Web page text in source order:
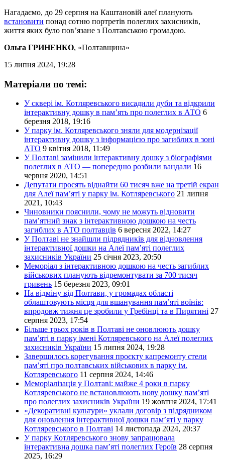
Нагадаємо, до 29 серпня на Каштановій алеї планують
встановити понад сотню портретів полеглих захисників,
життя яких було пов’язане з Полтавською громадою.
Ольга ГРИНЕНКО, «Полтавщина»
15 липня 2024, 19:28
Матеріали по темі:
У сквері ім. Котляревського висадили дуби та відкрили
інтерактивну дошку в пам’ять про полеглих в АТО 6
березня 2018, 19:16
У парку ім. Котляревського зняли для модернізації
інтерактивну дошку з інформацією про загиблих в зоні
АТО 9 квітня 2018, 11:49
У Полтаві замінили інтерактивну дошку з біографіями
полеглих в АТО — попередню розбили вандали 16
червня 2020, 14:51
Депутати просять віднайти 60 тисяч вже на третій екран
для Алеї пам’яті у парку ім. Котляревського 21 липня
2021, 10:43
Чиновники пояснили, чому не можуть відновити
пам’ятний знак з інтерактивною дошкою на честь
загиблих в АТО полтавців 6 вересня 2022, 14:27
У Полтаві не знайшли підрядників для відновлення
інтерактивної дошки на Алеї пам’яті полеглих
захисників України 25 січня 2023, 20:50
Меморіал з інтерактивною дошкою на честь загиблих
військових планують відремонтувати за 700 тисяч
гривень 15 березня 2023, 09:01
На відміну від Полтави, у громадах області
облаштовують місця для вшанування пам’яті воїнів:
впродовж тижня це зробили у Гребінці та в Пирятині 27
серпня 2023, 17:54
Більше трьох років в Полтаві не оновлюють дошку
пам’яті в парку імені Котляревського на Алеї полеглих
захисників України 15 липня 2024, 19:28
Завершилось корегування проєкту капремонту стели
пам’яті про полтавських військових в парку ім.
Котляревського 11 серпня 2024, 14:46
Меморіалізація у Полтаві: майже 4 роки в парку
Котляревського не встановлюють нову дошку пам’яті
про полеглих захисників України 19 жовтня 2024, 17:41
«Декоративні культури» уклали договір з підрядником
для оновлення інтерактивної дошки пам’яті у парку
Котляревського в Полтаві 14 листопада 2024, 20:37
У парку Котляревського знову запрацювала
інтерактивна дошка пам’яті полеглих Героїв 28 серпня
2025, 16:29